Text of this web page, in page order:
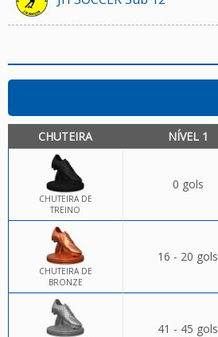
CHUTEIRA NÍVEL 1
CHUTEIRA DE
TREINO
0 gols
CHUTEIRA DE
BRONZE
16 - 20 gols
41 - 45 gols